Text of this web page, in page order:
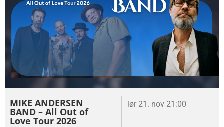
MIKE ANDERSEN
BAND – All Out of
Love Tour 2026
lør 21. nov 21:00